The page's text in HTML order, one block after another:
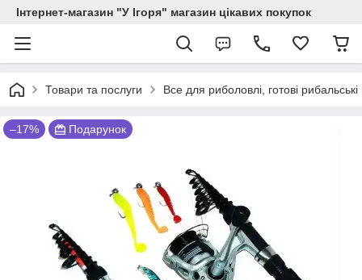
Інтернет-магазин "У Ігоря" магазин цікавих покупок
Товари та послуги Все для риболовлі, готові
–17% Подарунок